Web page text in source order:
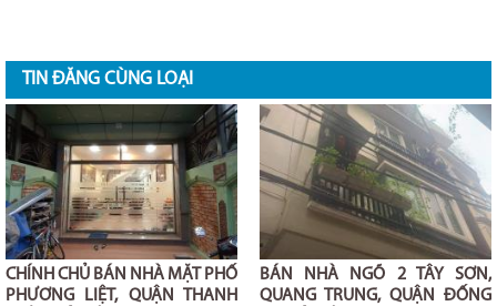
TIN ĐĂNG CÙNG LOẠI
CHÍNH CHỦ BÁN NHÀ MẶT PHỐ
PHƯƠNG LIỆT, QUẬN THANH
BÁN NHÀ NGÕ 2 TÂY SƠN,
QUANG TRUNG, QUẬN ĐỐNG